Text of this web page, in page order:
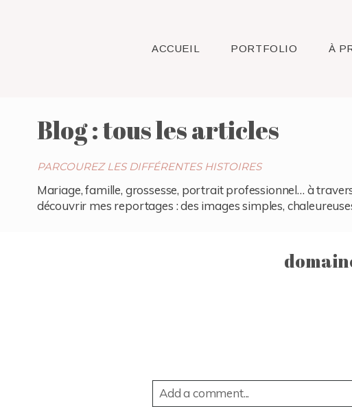
ACCUEIL PORTFOLIO À
Blog : tous les articles
PARCOUREZ LES DIFFÉRENTES HISTOIRES
Mariage, famille, grossesse, portrait professionnel… à
découvrir mes reportages : des images simples,
Add a comment...